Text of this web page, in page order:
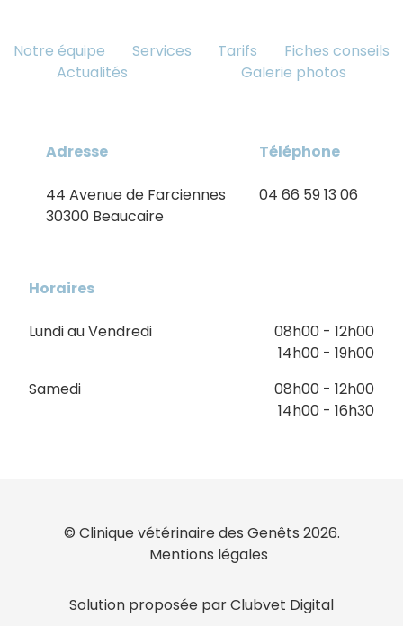
Notre équipe Services Tarifs
Fiches conseils
Actualités
Galerie photos
Adresse
44 Avenue de Farciennes
30300 Beaucaire
Téléphone
04 66 59 13 06
Horaires
Lundi au Vendredi
08h00 - 12h00
14h00 - 19h00
Samedi
08h00 - 12h00
14h00 - 16h30
© Clinique vétérinaire des Genêts 2026.
Mentions légales
Solution proposée par Clubvet Digital